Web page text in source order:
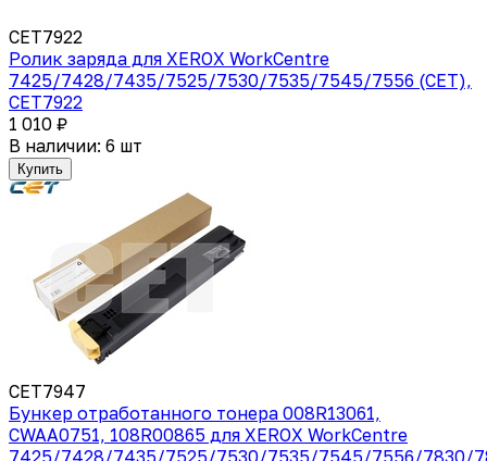
CET7922
Ролик заряда для XEROX WorkCentre
7425/7428/7435/7525/7530/7535/7545/7556 (CET),
CET7922
1 010 ₽
В наличии: 6 шт
Купить
CET7947
Бункер отработанного тонера 008R13061,
CWAA0751, 108R00865 для XEROX WorkCentre
7425/7428/7435/7525/7530/7535/7545/7556/7830/